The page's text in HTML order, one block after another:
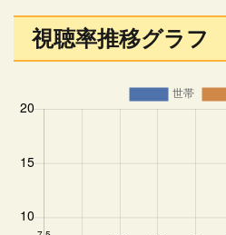
視聴率推移グラフ